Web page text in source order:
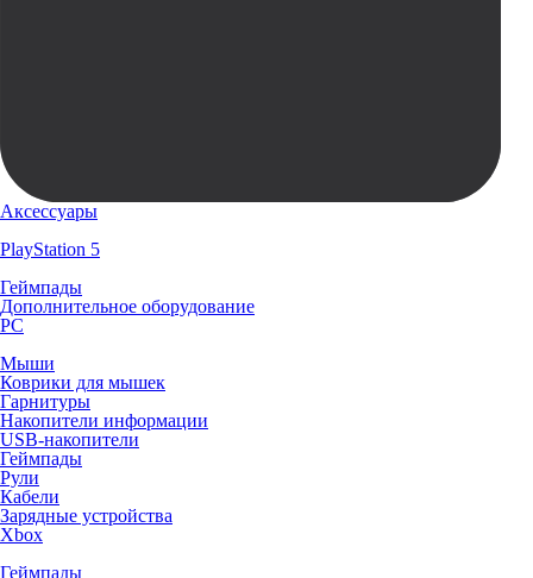
Аксессуары
PlayStation 5
Геймпады
Дополнительное оборудование
PC
Мыши
Коврики для мышек
Гарнитуры
Накопители информации
USB-накопители
Геймпады
Рули
Кабели
Зарядные устройства
Xbox
Геймпады